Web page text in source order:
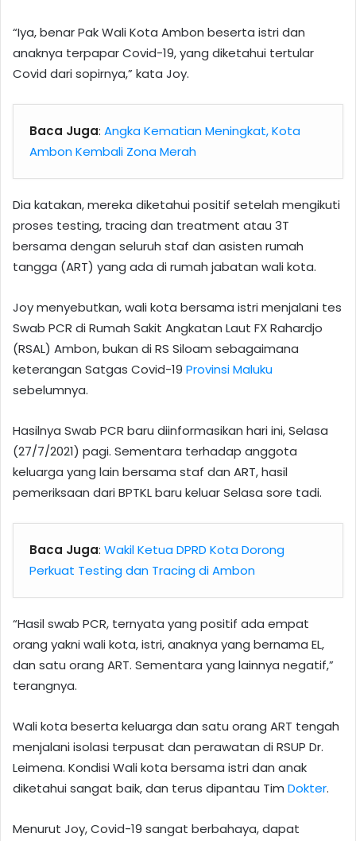
“Iya, benar Pak Wali Kota Ambon beserta istri dan
anaknya terpapar Covid-19, yang diketahui tertular
Covid dari sopirnya,” kata Joy.
Baca Juga: Angka Kematian Meningkat, Kota
Ambon Kembali Zona Merah
Dia katakan, mereka diketahui positif setelah mengikuti
proses testing, tracing dan treatment atau 3T
bersama dengan seluruh staf dan asisten rumah
tangga (ART) yang ada di rumah jabatan wali kota.
Joy menyebutkan, wali kota bersama istri menjalani tes
Swab PCR di Rumah Sakit Angkatan Laut FX Rahardjo
(RSAL) Ambon, bukan di RS Siloam sebagaimana
keterangan Satgas Covid-19 Provinsi Maluku
sebelumnya.
Hasilnya Swab PCR baru diinformasikan hari ini, Selasa
(27/7/2021) pagi. Sementara terhadap anggota
keluarga yang lain bersama staf dan ART, hasil
pemeriksaan dari BPTKL baru keluar Selasa sore tadi.
Baca Juga: Wakil Ketua DPRD Kota Dorong
Perkuat Testing dan Tracing di Ambon
“Hasil swab PCR, ternyata yang positif ada empat
orang yakni wali kota, istri, anaknya yang bernama EL,
dan satu orang ART. Sementara yang lainnya negatif,”
terangnya.
Wali kota beserta keluarga dan satu orang ART tengah
menjalani isolasi terpusat dan perawatan di RSUP Dr.
Leimena. Kondisi Wali kota bersama istri dan anak
diketahui sangat baik, dan terus dipantau Tim Dokter.
Menurut Joy, Covid-19 sangat berbahaya, dapat